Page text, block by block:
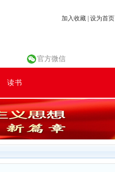
加入收藏 设为首页
官方微信
读书